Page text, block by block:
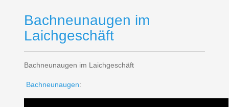
Bachneunaugen im
Laichgeschäft
Bachneunaugen im Laichgeschäft
Bachneunaugen: